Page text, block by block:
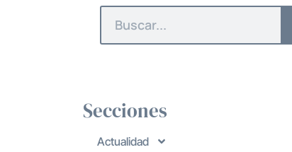
Secciones
Actualidad